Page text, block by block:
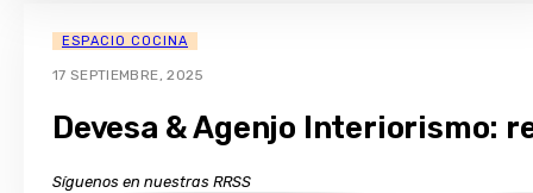
ESPACIO COCINA
17 SEPTIEMBRE, 2025
Devesa & Agenjo Interiorismo:
Síguenos en nuestras RRSS